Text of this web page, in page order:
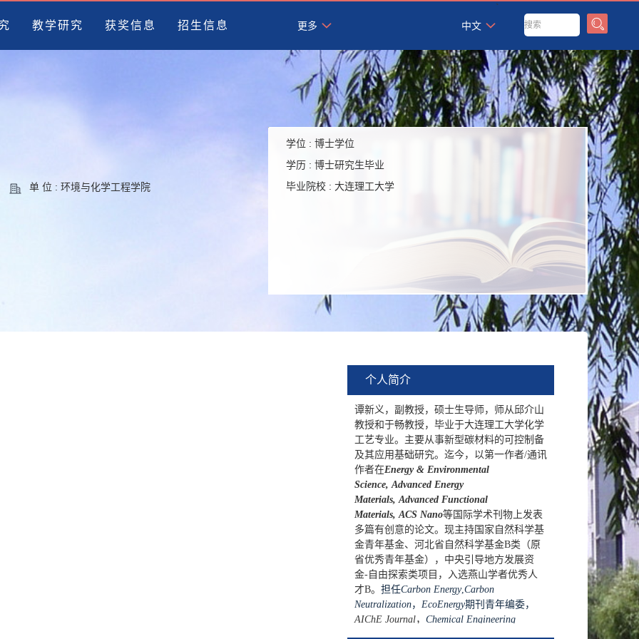
教学研究 获奖信息 招生信息 更多
`
中文
单 位 : 环境与化学工程学院
学位 : 博士学位
学历 : 博士研究生毕业
毕业院校 : 大连理工大学
个人简介
谭新义， 副教授，硕士生导师，师从邱介山
教授和于畅教授，毕业于大连理工大学化学
工艺专业。主要从事新型碳材料的可控制备
及其应用基础研究。迄今，以第一作者/通讯
作者在Energy & Environmental
Science,Advanced Energy
Materials,Advanced Functional
Materials,ACS Nano等国际学术刊物上发表
多篇有创意的论文。 现主持国家自然科学基
金青年基金、河北省自然科学基金B类（原
省优秀青年基金），中央引导地方发展资
金-自由探索类项目，入选燕山学者优秀人
才B。 担任Carbon Energy,Carbon
Neutralization， EcoEnergy期刊青年编委，
AIChE Journal， Chemical Engineering